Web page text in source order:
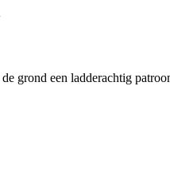
grond een ladderachtig